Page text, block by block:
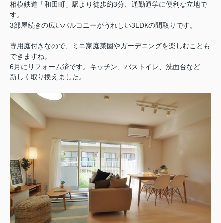
相模鉄道「和田町」駅より徒歩約3分、通勤通学に便利な立地で
す。
3部屋続きの広いバルコニーがうれしい3LDKの間取りです。
専用庭付きなので、ミニ家庭菜園やガーデニングを楽しむことも
できますね。
6月にリフォーム済です。キッチン、バストイレ、洗面台など
新しく取り換えました。